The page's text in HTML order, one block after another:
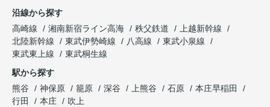
沿線から探す
高崎線
湘南新宿ライン高海 秩父鉄道
上越新幹線
北陸新幹線
東武伊勢崎線 八高線
東武小泉線
東武東上線
東武桐生線
駅から探す
熊谷
神保原 籠原 深谷 上熊谷 石原
本庄早稲田
行田
本庄 吹上